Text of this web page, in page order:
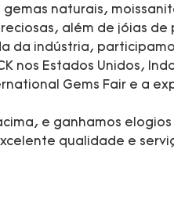
naturais,
além de jóias de
da indústria,
nos Estados Unidos,
Gems Fair e a
e ganhamos
qualidade e